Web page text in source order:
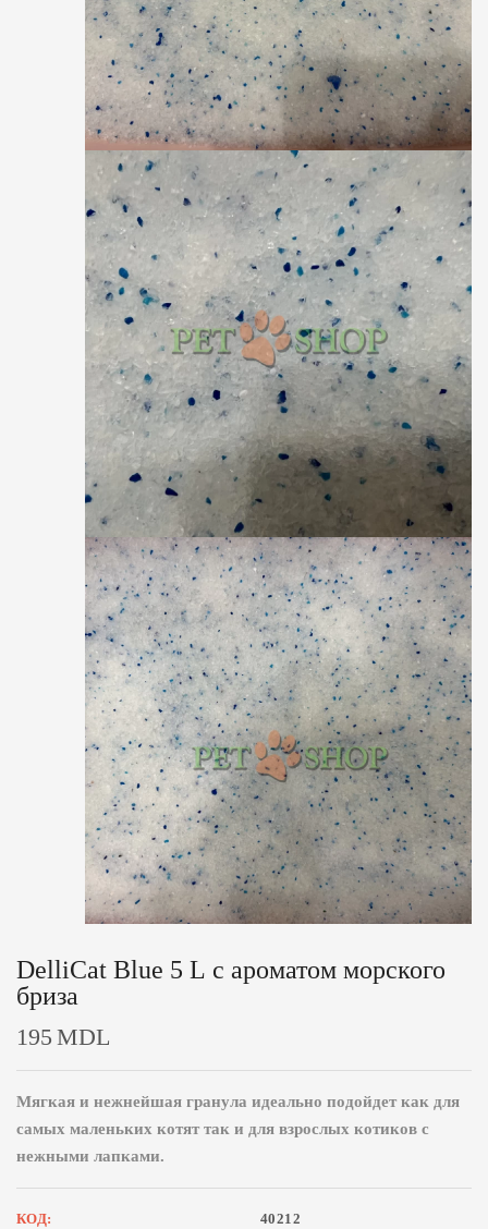
DelliCat Blue 5 L с ароматом морского
бриза
195 MDL
Мягкая и нежнейшая гранула идеально подойдет как для
самых маленьких котят так и для взрослых котиков с
нежными лапками.
КОД:
40212